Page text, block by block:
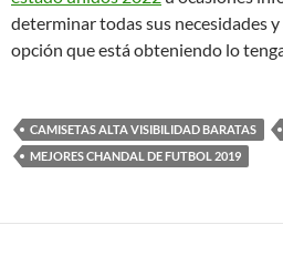
determinar todas sus necesidades
opción que está obteniendo lo
CAMISETAS ALTA VISIBILIDAD BARATAS
MEJORES CHANDAL DE FUTBOL 2019